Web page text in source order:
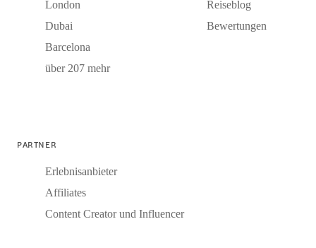
London
Dubai
Barcelona
über 207 mehr
Reiseblog
Bewertungen
PARTNER
Erlebnisanbieter
Affiliates
Content Creator und Influencer